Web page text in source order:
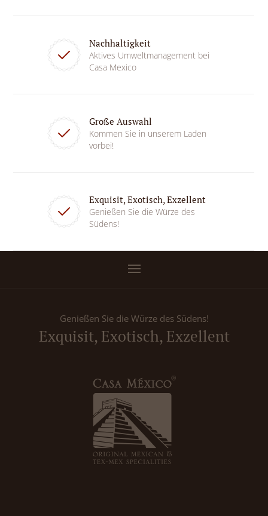
Nachhaltigkeit
Aktives Umweltmanagement bei
Casa Mexico
Große Auswahl
Kommen Sie in unserem Laden
vorbei!
Exquisit, Exotisch, Exzellent
Genießen Sie die Würze des
Südens!
Genießen Sie die Würze des Südens!
Exquisit, Exotisch, Exzellent